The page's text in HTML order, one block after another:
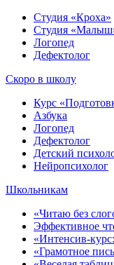
Студия «Кроха»
Студия
Логопед
Дефектолог
Скоро в школу
Курс
Азбука
Логопед
Дефектолог
Детский
Нейропсихолог
Школьникам
«Читаю без
Эффективное
«Интенсив-
«Грамотное